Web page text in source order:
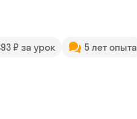
₽ за урок 5 лет опыта